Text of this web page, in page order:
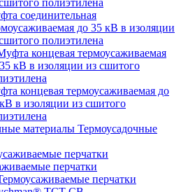
соединительная
до 35 кВ в изоляции
полиэтилена
концевая термоусаживаемая до
в изоляции из сшитого
Термоусадочные
перчатки